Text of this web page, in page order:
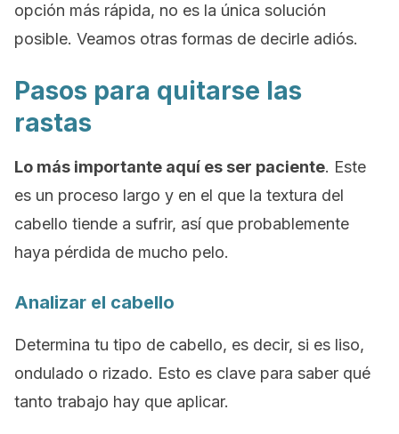
opción más rápida, no es la única solución
posible. Veamos otras formas de decirle adiós.
Pasos para quitarse las
rastas
Lo más importante aquí es ser paciente. Este
es un proceso largo y en el que la textura del
cabello tiende a sufrir, así que probablemente
haya pérdida de mucho pelo.
Analizar el cabello
Determina tu tipo de cabello, es decir, si es liso,
ondulado o rizado. Esto es clave para saber qué
tanto trabajo hay que aplicar.